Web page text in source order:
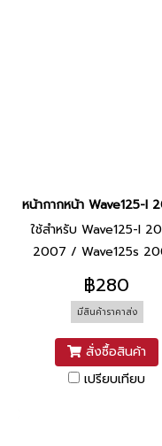
หน้ากากหน้า Wave125-
ใช้สำหรับ Wave125-I
2007 / Wave125s
2007
฿280
มีสินค้าราคาส่ง
สั่งซื้อสินค้า
เปรียบเทียบ